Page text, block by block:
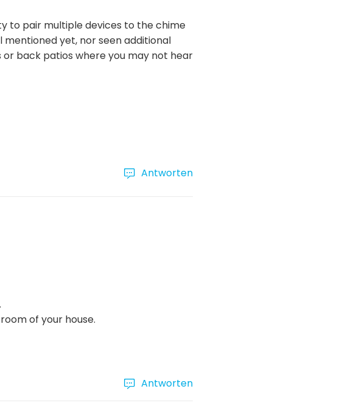
to pair multiple devices to the chime
yet, nor seen additional
back patios where you may not hear
Antworten
of your house.
Antworten